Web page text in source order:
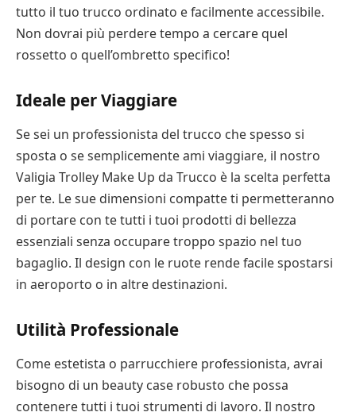
tutto il tuo trucco ordinato e facilmente accessibile.
Non dovrai più perdere tempo a cercare quel
rossetto o quell’ombretto specifico!
Ideale per Viaggiare
Se sei un professionista del trucco che spesso si
sposta o se semplicemente ami viaggiare, il nostro
Valigia Trolley Make Up da Trucco è la scelta perfetta
per te. Le sue dimensioni compatte ti permetteranno
di portare con te tutti i tuoi prodotti di bellezza
essenziali senza occupare troppo spazio nel tuo
bagaglio. Il design con le ruote rende facile spostarsi
in aeroporto o in altre destinazioni.
Utilità Professionale
Come estetista o parrucchiere professionista, avrai
bisogno di un beauty case robusto che possa
contenere tutti i tuoi strumenti di lavoro. Il nostro